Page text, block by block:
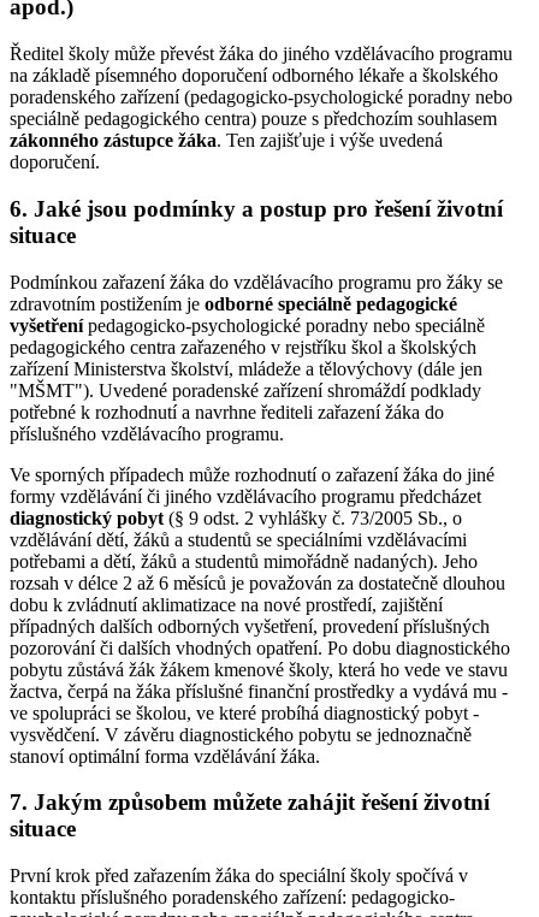
apod.)
Ředitel školy může převést žáka do jiného vzdělávacího programu
na základě písemného doporučení odborného lékaře a školského
poradenského zařízení (pedagogicko-psychologické poradny nebo
speciálně pedagogického centra) pouze s předchozím souhlasem
zákonného zástupce žáka. Ten zajišťuje i výše uvedená
doporučení.
6. Jaké jsou podmínky a postup pro řešení životní
situace
Podmínkou zařazení žáka do vzdělávacího programu pro žáky se
zdravotním postižením je odborné speciálně pedagogické
vyšetřenípedagogicko-psychologické poradny nebo speciálně
pedagogického centra zařazeného v rejstříku škol a školských
zařízení Ministerstva školství, mládeže a tělovýchovy (dále jen
"MŠMT"). Uvedené poradenské zařízení shromáždí podklady
potřebné k rozhodnutí a navrhne řediteli zařazení žáka do
příslušného vzdělávacího programu.
Ve sporných případech může rozhodnutí o zařazení žáka do jiné
formy vzdělávání či jiného vzdělávacího programu předcházet
diagnostický pobyt (§ 9 odst. 2 vyhlášky č. 73/2005 Sb., o
vzdělávání dětí, žáků a studentů se speciálními vzdělávacími
potřebami a dětí, žáků a studentů mimořádně nadaných). Jeho
rozsah v délce 2 až 6 měsíců je považován za dostatečně dlouhou
dobu k zvládnutí aklimatizace na nové prostředí, zajištění
případných dalších odborných vyšetření, provedení příslušných
pozorování či dalších vhodných opatření. Po dobu diagnostického
pobytu zůstává žák žákem kmenové školy, která ho vede ve stavu
žactva, čerpá na žáka příslušné finanční prostředky a vydává mu -
ve spolupráci se školou, ve které probíhá diagnostický pobyt -
vysvědčení. V závěru diagnostického pobytu se jednoznačně
stanoví optimální forma vzdělávání žáka.
7. Jakým způsobem můžete zahájit řešení životní
situace
První krok před zařazením žáka do speciální školy spočívá v
kontaktu příslušného poradenského zařízení: pedagogicko-